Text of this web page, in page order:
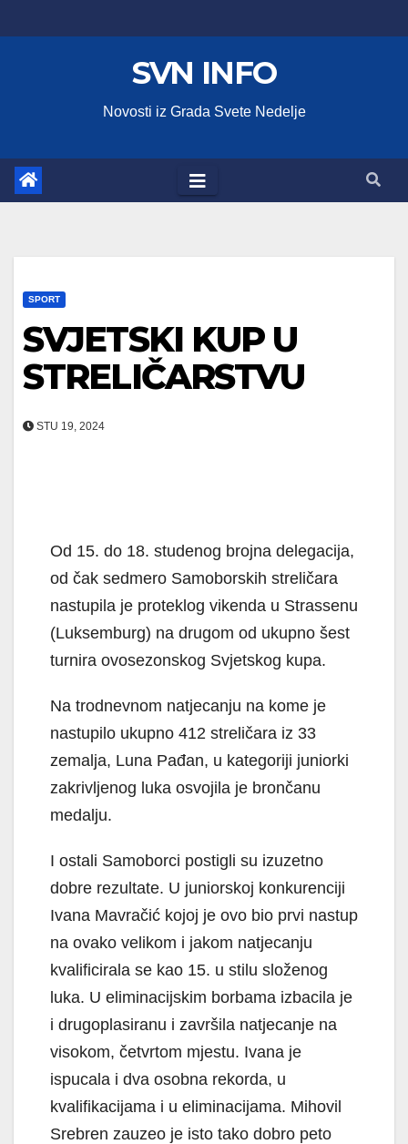
to
SVN INFO
Novosti iz Grada Svete Nedelje
SPORT
SVJETSKI KUP U
STRELIČARSTVU
STU 19, 2024
Od 15. do 18. studenog brojna delegacija,
od čak sedmero Samoborskih streličara
nastupila je proteklog vikenda u Strassenu
(Luksemburg) na drugom od ukupno šest
turnira ovosezonskog Svjetskog kupa.
Na trodnevnom natjecanju na kome je
nastupilo ukupno 412 streličara iz 33
zemalja, Luna Pađan, u kategoriji juniorki
zakrivljenog luka osvojila je brončanu
medalju.
I ostali Samoborci postigli su izuzetno
dobre rezultate. U juniorskoj konkurenciji
Ivana Mavračić kojoj je ovo bio prvi nastup
na ovako velikom i jakom natjecanju
kvalificirala se kao 15. u stilu složenog
luka. U eliminacijskim borbama izbacila je
i drugoplasiranu i završila natjecanje na
visokom, četvrtom mjestu. Ivana je
ispucala i dva osobna rekorda, u
kvalifikacijama i u eliminacijama. Mihovil
Srebren zauzeo je isto tako dobro peto